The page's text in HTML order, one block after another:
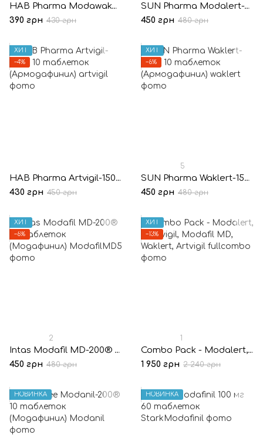
HAB Pharma Modawake-200® (Модафініл)
390 грн 430 грн
SUN Pharma Modalert-200® 10 таблеток (Модафинил)
450 грн 480 грн
ХИТ
−4%
HAB Pharma Artvigil-150® 10 таблеток (Армодафинил)
430 грн 450 грн
ХИТ
−6%
5
SUN Pharma Waklert-150® 10 таблеток (Армодафинил)
450 грн 480 грн
ХИТ
−6%
2
Intas Modafil MD-200® 10 таблеток (Модафинил)
450 грн 480 грн
ХИТ
−13%
1
Combo Pack - Modalert, Modvigil, Modafil MD, Waklert, Artvigil
1 950 грн 2 240 грн
НОВИНКА НОВИНКА